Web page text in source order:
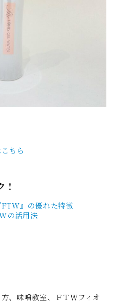
ちら
』の優れた特徴
の活用法
、味噌教室、ＦＴＷフィオ